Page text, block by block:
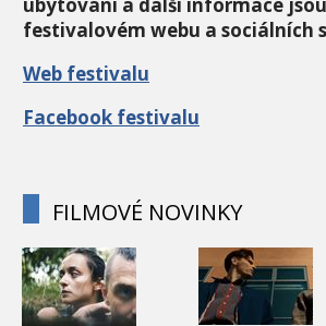
festivalovém webu a sociálních
Web festivalu
Facebook festivalu
FILMOVÉ NOVINKY